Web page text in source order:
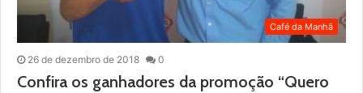
Café da Manhã
26 de dezembro de 2018 0
Confira os ganhadores da promoção “Quero